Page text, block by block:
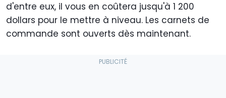
d'entre eux, il vous en coûtera jusqu'à 1 200
dollars pour le mettre à niveau. Les carnets de
commande sont ouverts dès maintenant.